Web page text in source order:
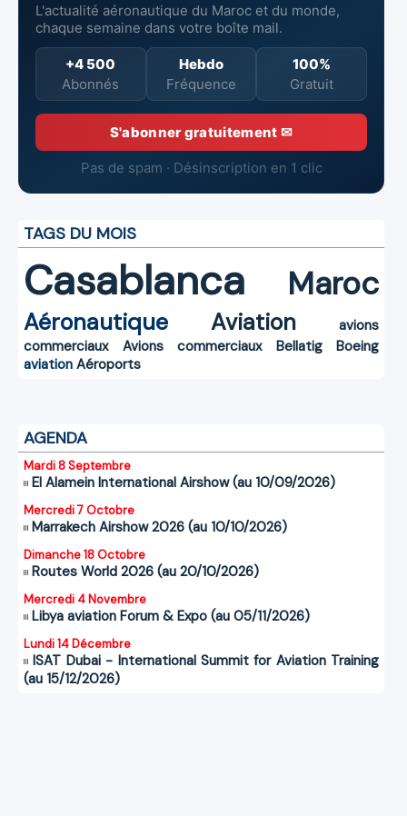
L'actualité aéronautique du Maroc et du monde,
chaque semaine dans votre boîte mail.
+4 500
Abonnés
Hebdo
Fréquence
100%
Gratuit
S'abonner gratuitement ✉
Pas de spam · Désinscription en 1 clic
TAGS DU MOIS
Casablanca Maroc
Aéronautique Aviation
avions
commerciaux
Avions commerciaux Bellatig
Boeing
aviation Aéroports
AGENDA
Mardi 8 Septembre
El Alamein International Airshow (au 10/09/2026)
Mercredi 7 Octobre
Marrakech Airshow 2026 (au 10/10/2026)
Dimanche 18 Octobre
Routes World 2026 (au 20/10/2026)
Mercredi 4 Novembre
Libya aviation Forum & Expo (au 05/11/2026)
Lundi 14 Décembre
ISAT Dubai - International Summit for Aviation Training
(au 15/12/2026)